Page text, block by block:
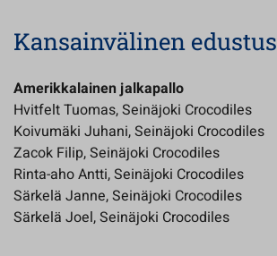
Kansainvälinen edustus
Amerikkalainen jalkapallo
Hvitfelt Tuomas, Seinäjoki Crocodiles
Koivumäki Juhani, Seinäjoki Crocodiles
Zacok Filip, Seinäjoki Crocodiles
Rinta-aho Antti, Seinäjoki Crocodiles
Särkelä Janne, Seinäjoki Crocodiles
Särkelä Joel, Seinäjoki Crocodiles